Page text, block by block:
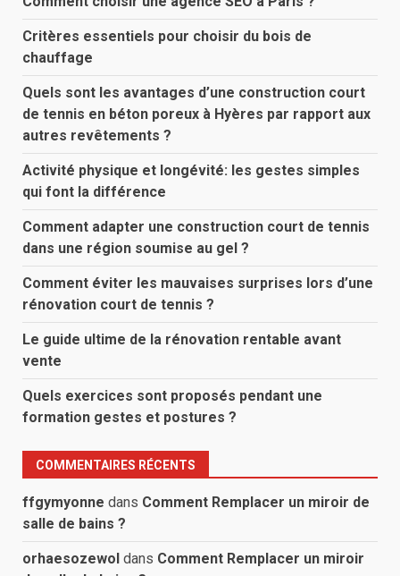
Critères essentiels pour choisir du bois de
chauffage
Quels sont les avantages d’une construction court
de tennis en béton poreux à Hyères par rapport aux
autres revêtements ?
Activité physique et longévité: les gestes simples
qui font la différence
Comment adapter une construction court de tennis
dans une région soumise au gel ?
Comment éviter les mauvaises surprises lors d’une
rénovation court de tennis ?
Le guide ultime de la rénovation rentable avant
vente
Quels exercices sont proposés pendant une
formation gestes et postures ?
COMMENTAIRES RÉCENTS
ffgymyonne dans Comment Remplacer un miroir de
salle de bains ?
orhaesozewol dans Comment Remplacer un miroir